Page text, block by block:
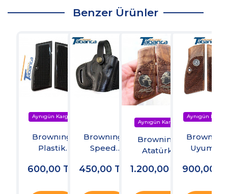
Benzer Ürünler
Brownıng
Plastik
Kabzesi
600,00 TL
Brownıng
Speed
Kılıfı
450,00 TL
Browning
Atatürk
Ahşap Kabze
1.200,00 TL
Brownıng
Uyumlu
Kabze
900,00